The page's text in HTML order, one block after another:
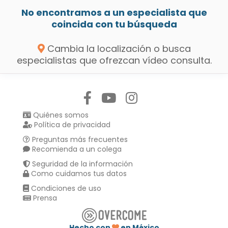
No encontramos a un especialista que
coincida con tu búsqueda
Cambia la localización o busca
especialistas que ofrezcan vídeo consulta.
Quiénes somos
Política de privacidad
Preguntas más frecuentes
Recomienda a un colega
Seguridad de la información
Como cuidamos tus datos
Condiciones de uso
Prensa